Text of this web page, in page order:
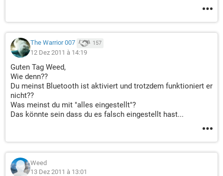
The Warrior 007 157
12 Dez 2011 à 14:19
Guten Tag Weed,
Wie denn??
Du meinst Bluetooth ist aktiviert und trotzdem funktioniert er
nicht??
Was meinst du mit "alles eingestellt"?
Das könnte sein dass du es falsch eingestellt hast...
Weed
13 Dez 2011 à 13:01